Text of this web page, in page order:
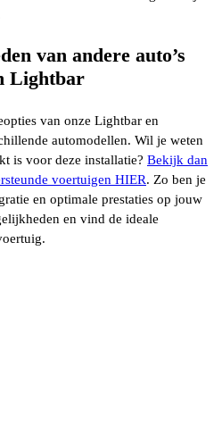
van andere auto’s
Lightbar
van onze Lightbar en
automodellen. Wil je weten
is voor deze installatie? Bekijk dan
voertuigen HIER. Zo ben je
en optimale prestaties op jouw
en vind de ideale